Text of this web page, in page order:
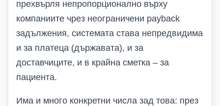
прехвърля непропорционално върху
компаниите чрез неограничени payback
задължения, системата става непредвидима
и за платеца (държавата), и за
доставчиците, и в крайна сметка – за
пациента.
Има и много конкретни числа зад това: през